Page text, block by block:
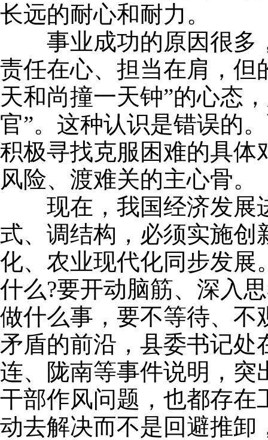
长远的耐心和耐力。
事业成功的原因很多，
责任在心、担当在肩，但
天和尚撞一天钟”的心态
官”。这种认识是错误的
积极寻找克服困难的具体
风险、渡难关的主心骨。
现在，我国经济发展进
式、调结构，必须实施
化、农业现代化同步发展
什么?要开动脑筋、深入
做什么事，要不等待、不
矛盾的前沿，县委书记
连、陇南等事件说明，
干部作风问题，也都存在
动去解决而不是回避推卸